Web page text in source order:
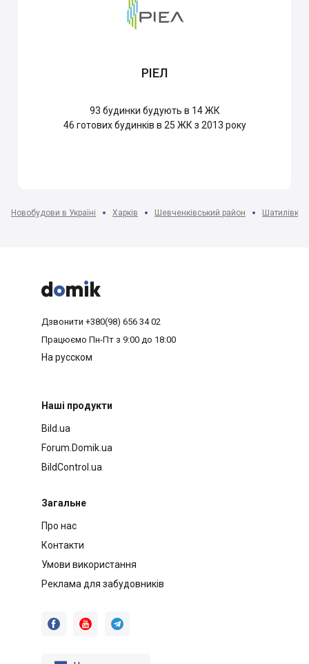
РІЕЛ
93 будинки будують в 14 ЖК
46 готових будинків в 25 ЖК з 2013 року
Новобудови в Україні Харків Шевченківський район Шатилівка



Дзвонити +380(98) 656 34 02
Працюємо Пн-Пт з 9:00 до 18:00
На русском
Наші продукти
Bild.ua
Forum.Domik.ua
BildControl.ua
Загальне
Про нас
Контакти
Умови використання
Реклама для забудовників
  